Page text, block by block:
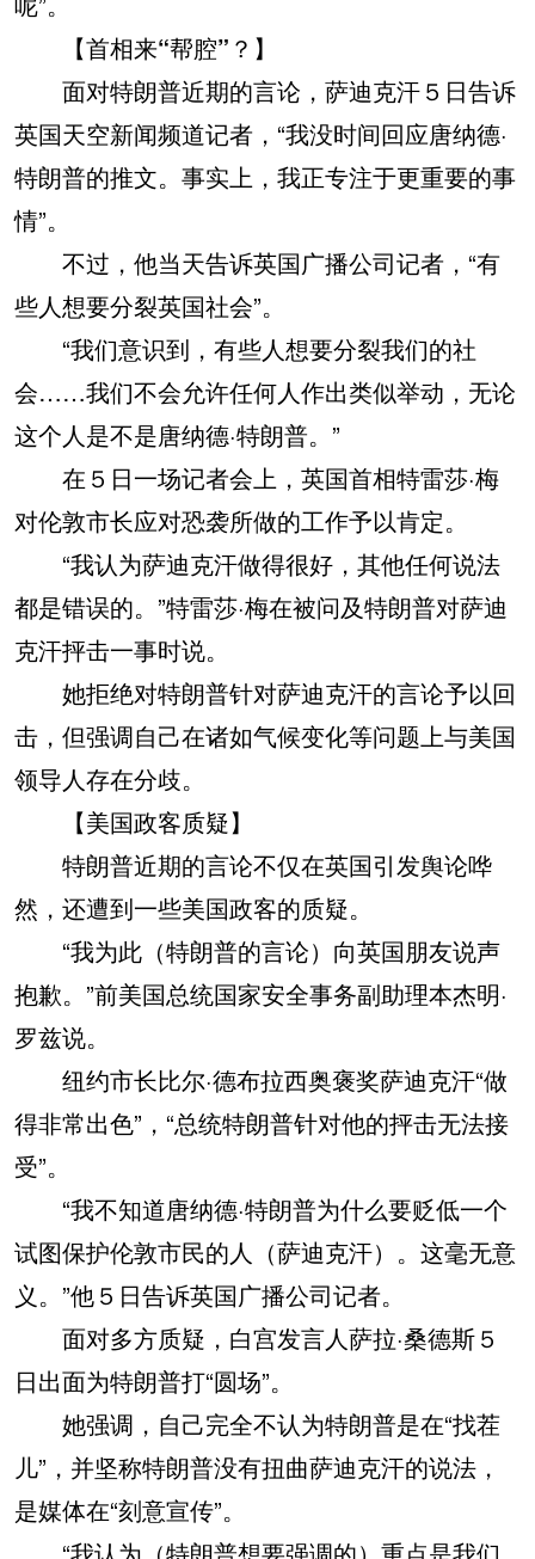
【首相来“帮腔”？】
面对特朗普近期的言论，萨迪克汗５日告诉
英国天空新闻频道记者，“我没时间回应唐纳德·
特朗普的推文。事实上，我正专注于更重要的事
情”。
不过，他当天告诉英国广播公司记者，“有
些人想要分裂英国社会”。
“我们意识到，有些人想要分裂我们的社
会……我们不会允许任何人作出类似举动，无论
这个人是不是唐纳德·特朗普。”
在５日一场记者会上，英国首相特雷莎·梅
对伦敦市长应对恐袭所做的工作予以肯定。
“我认为萨迪克汗做得很好，其他任何说法
都是错误的。”特雷莎·梅在被问及特朗普对萨迪
克汗抨击一事时说。
她拒绝对特朗普针对萨迪克汗的言论予以回
击，但强调自己在诸如气候变化等问题上与美国
领导人存在分歧。
【美国政客质疑】
特朗普近期的言论不仅在英国引发舆论哗
然，还遭到一些美国政客的质疑。
“我为此（特朗普的言论）向英国朋友说声
抱歉。”前美国总统国家安全事务副助理本杰明·
罗兹说。
纽约市长比尔·德布拉西奥褒奖萨迪克汗“做
得非常出色”，“总统特朗普针对他的抨击无法接
受”。
“我不知道唐纳德·特朗普为什么要贬低一个
试图保护伦敦市民的人（萨迪克汗）。这毫无意
义。”他５日告诉英国广播公司记者。
面对多方质疑，白宫发言人萨拉·桑德斯５
日出面为特朗普打“圆场”。
她强调，自己完全不认为特朗普是在“找茬
儿”，并坚称特朗普没有扭曲萨迪克汗的说法，
是媒体在“刻意宣传”。